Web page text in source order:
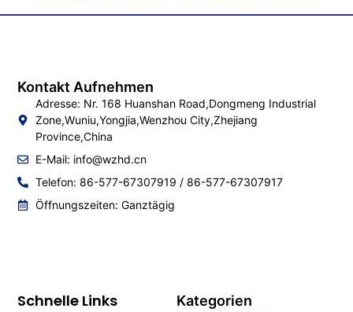
Kategorien
Schnelle Links
Kontakt Aufnehmen
Adresse: Nr. 168 Huanshan Road,Dongmeng Industrial
Zone,Wuniu,Yongjia,Wenzhou City,Zhejiang
Province,China
E-Mail: info@wzhd.cn
Telefon: 86-577-67307919 / 86-577-67307917
Öffnungszeiten: Ganztägig